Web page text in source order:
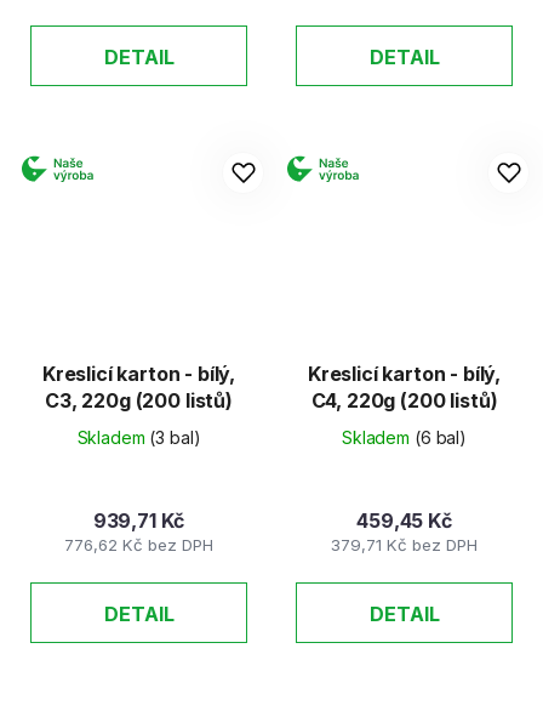
DETAIL DETAIL
Kreslicí karton - bílý,
C3, 220g (200 listů)
Skladem (3 bal)
776,62 Kč bez DPH
939,71 Kč
DETAIL
Kreslicí karton - bílý,
C4, 220g (200 listů)
Skladem (6 bal)
379,71 Kč bez DPH
459,45 Kč
DETAIL